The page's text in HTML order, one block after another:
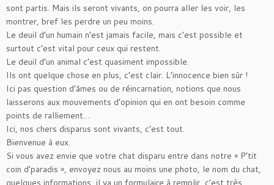
sont partis. Mais ils seront vivants, on pourra aller les voir, les
montrer, bref les perdre un peu moins.
Le deuil d’un humain n’est jamais facile, mais c’est possible et
surtout c’est vital pour ceux qui restent.
Le deuil d’un animal c’est quasiment impossible.
Ils ont quelque chose en plus, c’est clair. L’innocence bien sûr !
Ici pas question d’âmes ou de réincarnation, notions que nous
laisserons aux mouvements d’opinion qui en ont besoin comme
points de ralliement…
Ici, nos chers disparus sont vivants, c’est tout.
Bienvenue à eux.
Si vous avez envie que votre chat disparu entre dans notre « P’tit
coin d’paradis », envoyez nous au moins une photo, le nom du chat,